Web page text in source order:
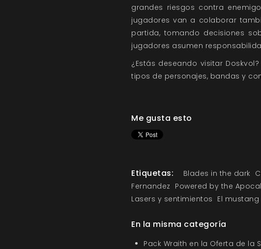
grandes riesgos contra
jugadores van a colaborar
partida, tomando decisiones
jugadores asumen
¿Estás deseando visitar
tipos de personajes, bandas y
Me gusta esto
Etiquetas: Blades in the dark
Fernandez Powered by the
Lasers y sentimientos El mustang
En la misma categoría
Pack Wraith en la Oferta de la